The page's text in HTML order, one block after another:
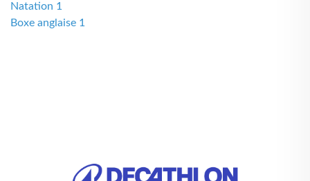
Natation 1
Boxe anglaise 1